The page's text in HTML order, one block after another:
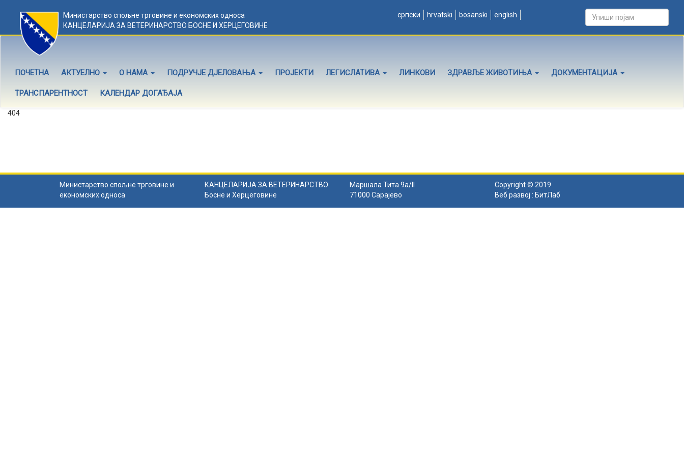
Министарство спољне трговине и економских односа
КАНЦЕЛАРИЈА ЗА ВЕТЕРИНАРСТВО БОСНЕ И ХЕРЦЕГОВИНЕ
српски hrvatski bosanski english
ПОЧЕТНА АКТУЕЛНО О НАМА ПОДРУЧЈЕ ДЈЕЛОВАЊА ПРОЈЕКТИ ЛЕГИСЛАТИВА ЛИНКОВИ ЗДРАВЉЕ ЖИВОТИЊА ДОКУМЕНТАЦИЈА
ТРАНСПАРЕНТНОСТ КАЛЕНДАР ДОГАЂАЈА
404
Министарство спољне трговине и
економских односа
КАНЦЕЛАРИЈА ЗА ВЕТЕРИНАРСТВО
Босне и Херцеговине
Маршала Тита 9а/II
71000 Сарајево
Copyright © 2019
Веб развој : БитЛаб